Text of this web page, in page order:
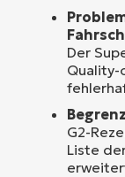
Der
Quality-
G2-
Liste